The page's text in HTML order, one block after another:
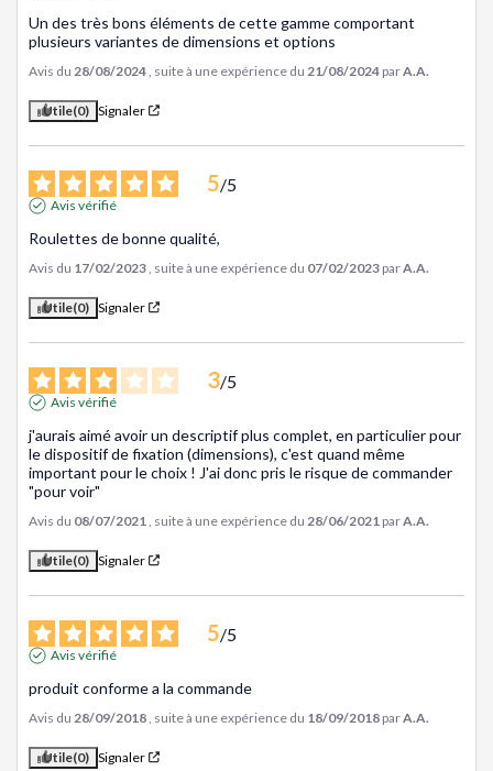
Un des très bons éléments de cette gamme comportant
plusieurs variantes de dimensions et options
Avis du 28/08/2024 , suite à une expérience du 21/08/2024 parA.A.
Utile(0) Signaler
5/5
Avis vérifié
Roulettes de bonne qualité,
Avis du 17/02/2023 , suite à une expérience du 07/02/2023 parA.A.
Utile(0) Signaler
3/5
Avis vérifié
j'aurais aimé avoir un descriptif plus complet, en particulier pour
le dispositif de fixation (dimensions), c'est quand même
important pour le choix ! J'ai donc pris le risque de commander
"pour voir"
Avis du 08/07/2021 , suite à une expérience du 28/06/2021 parA.A.
Utile(0) Signaler
5/5
Avis vérifié
produit conforme a la commande
Avis du 28/09/2018 , suite à une expérience du 18/09/2018 parA.A.
Utile(0) Signaler